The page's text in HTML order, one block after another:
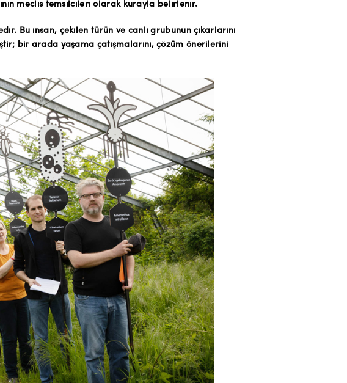
meclis temsilcileri olarak kurayla belirlenir.
Bu insan, çekilen türün ve canlı grubunun çıkarlarını
bir arada yaşama çatışmalarını, çözüm önerilerini